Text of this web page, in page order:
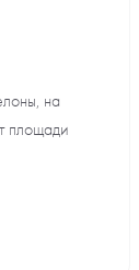
на
площади